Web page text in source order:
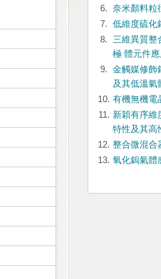
6.
奈米顏料粒
7.
低維度硫化
8.
三維異質整
極 體元件應
9.
金觸媒修飾
及其低溫氣
10. 有機無機電
11. 新穎有序維
特性及其高
12. 整合微混合
13. 氧化鎢氣體